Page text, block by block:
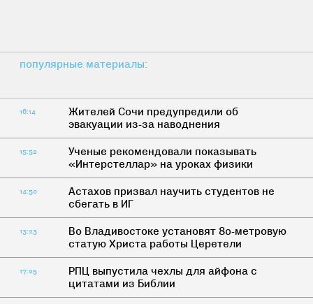
популярные материалы:
16:14
Жителей Сочи предупредили об
эвакуации из-за наводнения
15:52
Ученые рекомендовали показывать
«Интерстеллар» на уроках физики
14:50
Астахов призвал научить студентов не
сбегать в ИГ
13:23
Во Владивостоке установят 80-метровую
статую Христа работы Церетели
17:25
РПЦ выпустила чехлы для айфона с
цитатами из Библии